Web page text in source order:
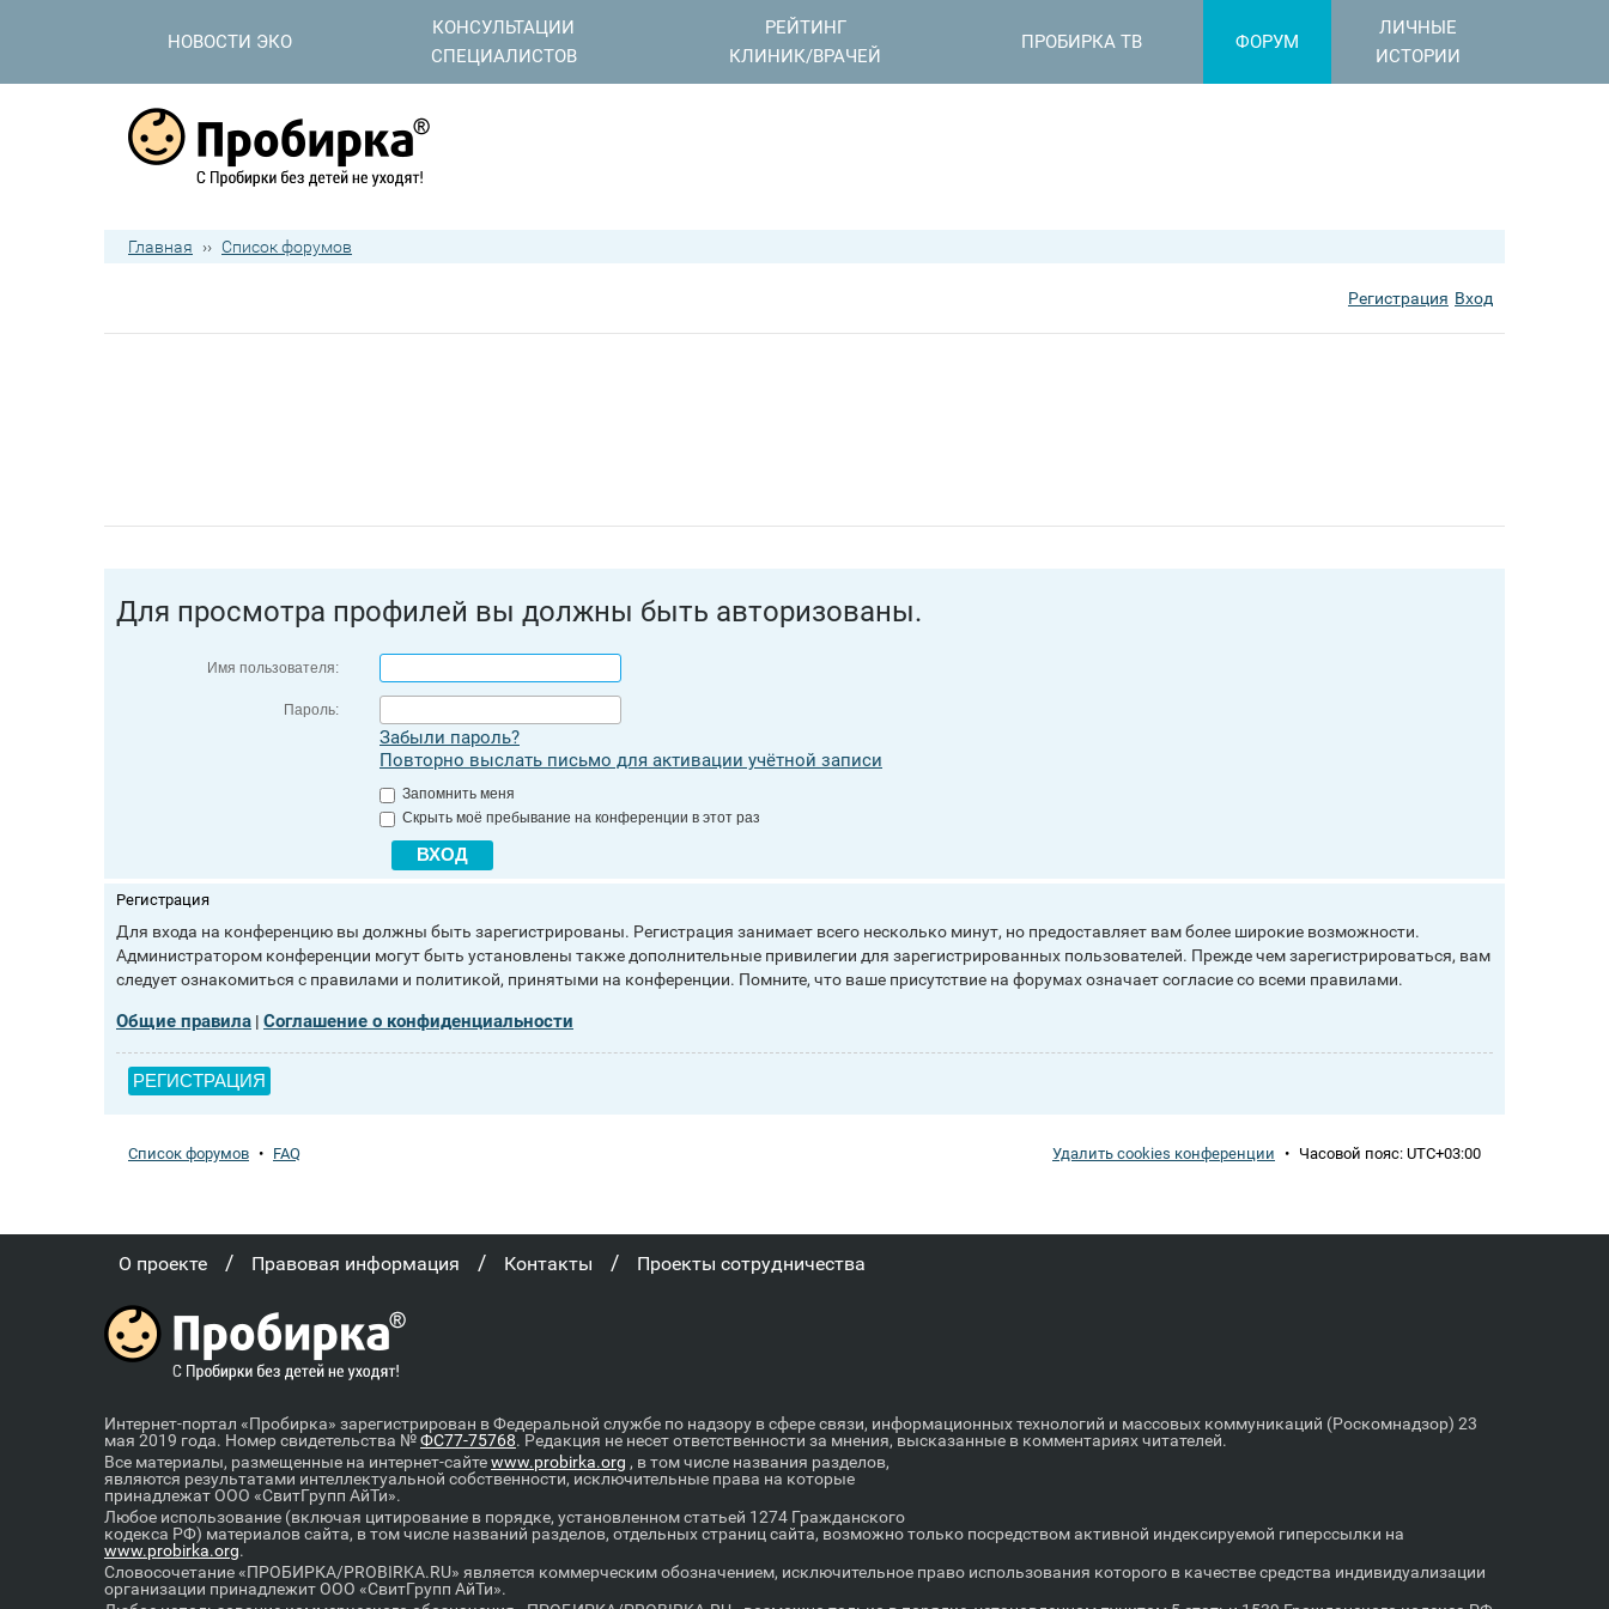
НОВОСТИ ЭКО
КОНСУЛЬТАЦИИ
СПЕЦИАЛИСТОВ
РЕЙТИНГ
КЛИНИК/ВРАЧЕЙ
ПРОБИРКА ТВ ФОРУМ
ЛИЧНЫЕ
ИСТОРИИ
Главная ›› Список форумов
Регистрация Вход
Для просмотра профилей вы должны быть авторизованы.
Имя пользователя:
Пароль:
Забыли пароль?
Повторно выслать письмо для активации учётной записи
Запомнить меня
Скрыть моё пребывание на конференции в этот раз
Регистрация
Для входа на конференцию вы должны быть зарегистрированы. Регистрация занимает всего несколько минут, но предоставляет вам более широкие возможности.
Администратором конференции могут быть установлены также дополнительные привилегии для зарегистрированных пользователей. Прежде чем зарегистрироваться, вам
следует ознакомиться с правилами и политикой, принятыми на конференции. Помните, что ваше присутствие на форумах означает согласие со всеми правилами.
Общие правила | Соглашение о конфиденциальности
РЕГИСТРАЦИЯ
Список форумов • FAQ Удалить cookies конференции • Часовой пояс: UTC+03:00
О проекте / Правовая информация / Контакты / Проекты сотрудничества
Интернет-портал «Пробирка» зарегистрирован в Федеральной службе по надзору в сфере связи, информационных технологий и массовых коммуникаций (Роскомнадзор) 23
мая 2019 года. Номер свидетельства №ФС77-75768. Редакция не несет ответственности за мнения, высказанные в комментариях читателей.
Все материалы, размещенные на интернет-сайтеwww.probirka.org , в том числе названия разделов,
являются результатами интеллектуальной собственности, исключительные права на которые
принадлежат ООО «СвитГрупп АйТи».
Любое использование (включая цитирование в порядке, установленном статьей 1274 Гражданского
кодекса РФ) материалов сайта, в том числе названий разделов, отдельных страниц сайта, возможно только посредством активной индексируемой гиперссылки на
www.probirka.org.
Словосочетание «ПРОБИРКА/PROBIRKA.RU» является коммерческим обозначением, исключительное право использования которого в качестве средства индивидуализации
организации принадлежит ООО «СвитГрупп АйТи».